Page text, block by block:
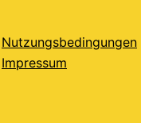
Nutzungsbedingungen
Impressum